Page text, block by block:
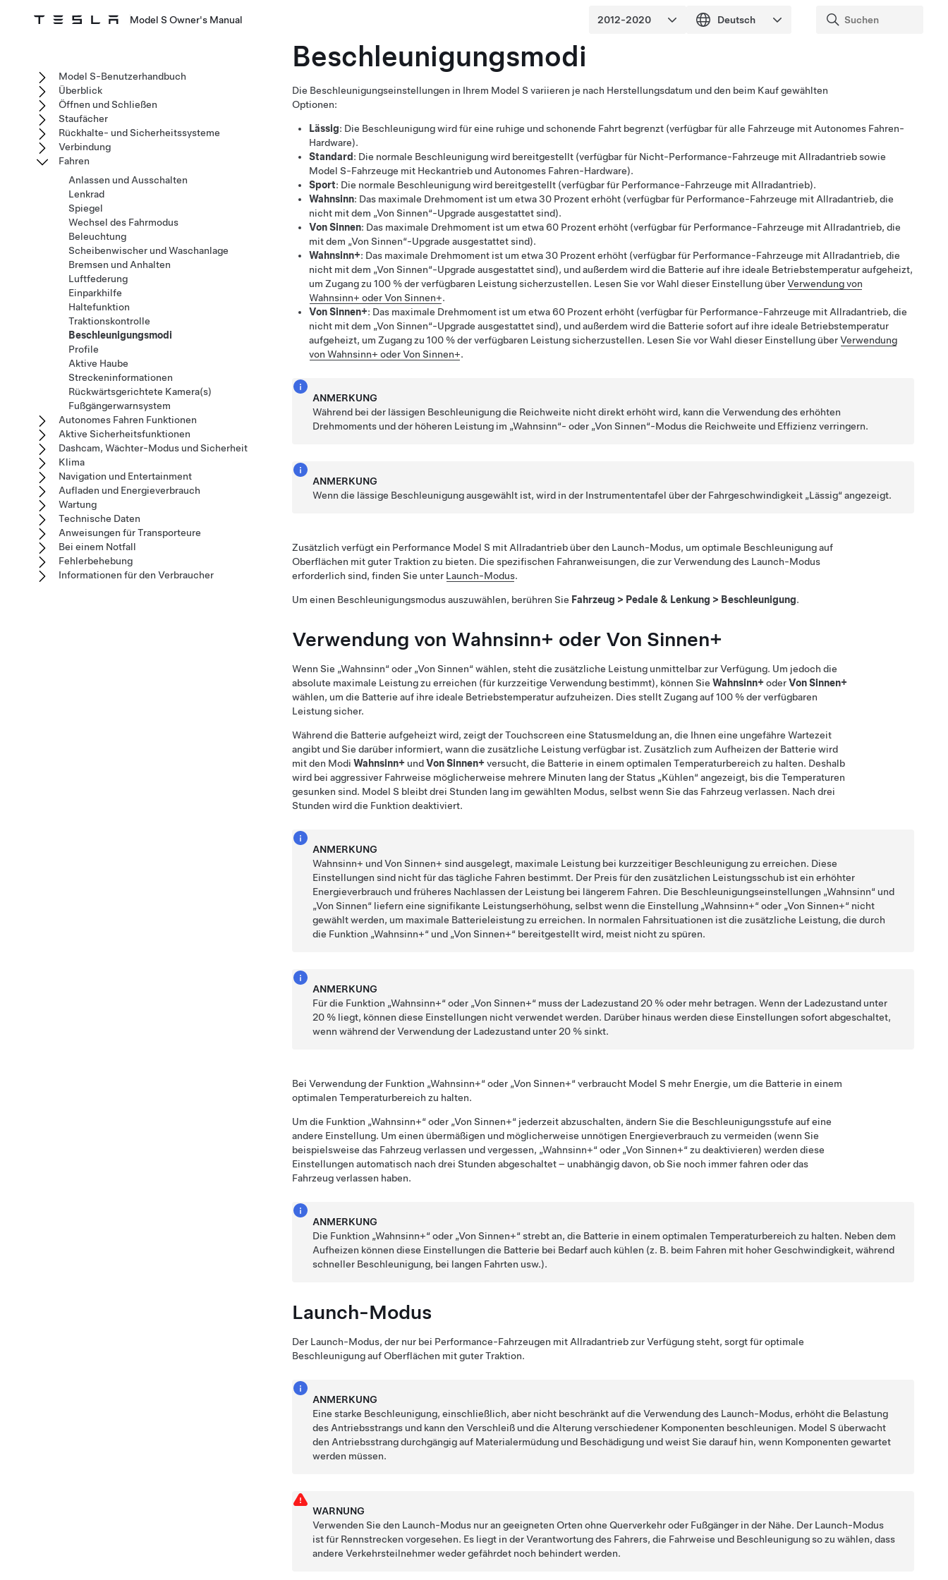
Model S Owner's Manual
Beschleunigungsmodi
Die Beschleunigungseinstellungen in Ihrem Model S variieren je nach Herstellungsdatum undden beim Kauf gewählten
Optionen:
Lässig: Die Beschleunigung wird für eine ruhige und schonende Fahrt begrenzt (verfügbar für alle Fahrzeuge mit Autonomes Fahren-
Hardware).
Standard : Die normale Beschleunigung wird bereitgestellt (verfügbar für Nicht-Performance-Fahrzeuge mit Allradantriebsowie
Model S-Fahrzeuge mit Heckantrieb und Autonomes Fahren-Hardware).
Sport: Die normale Beschleunigung wird bereitgestellt (verfügbar für Performance-Fahrzeuge mit Allradantrieb).
Wahnsinn: Das maximale Drehmoment ist um etwa 30 Prozent erhöht (verfügbar für Performance-Fahrzeuge mit Allradantrieb, die
nicht mit dem „Von Sinnen“-Upgrade ausgestattet sind).
Von Sinnen: Das maximale Drehmoment ist um etwa 60 Prozent erhöht (verfügbar für Performance-Fahrzeuge mit Allradantrieb, die
mit dem „Von Sinnen“-Upgrade ausgestattet sind).
Wahnsinn+: Das maximale Drehmoment ist um etwa 30 Prozent erhöht (verfügbar für Performance-Fahrzeuge mit Allradantrieb, die
nicht mit dem „Von Sinnen“-Upgrade ausgestattet sind), und außerdem wird die Batterie auf ihre ideale Betriebstemperatur aufgeheizt,
um Zugang zu 100 % der verfügbaren Leistung sicherzustellen. Lesen Sie vor Wahl dieser Einstellung überVerwendung von
Wahnsinn+ oder Von Sinnen+.
Von Sinnen+: Das maximale Drehmoment ist um etwa 60 Prozent erhöht (verfügbar für Performance-Fahrzeuge mit Allradantrieb, die
nicht mit dem „Von Sinnen“-Upgrade ausgestattet sind), und außerdem wird die Batterie sofort auf ihre ideale Betriebstemperatur
aufgeheizt, um Zugang zu 100 % der verfügbaren Leistung sicherzustellen. Lesen Sie vor Wahl dieser Einstellung überVerwendung
von Wahnsinn+ oder Von Sinnen+.
ANMERKUNG
Während bei der lässigen Beschleunigung die Reichweite nicht direkt erhöht wird, kann die Verwendung des erhöhten
Drehmoments und der höheren Leistung im „Wahnsinn“- oder „Von Sinnen“-Modus die Reichweite und Effizienz verringern.
ANMERKUNG
Wenn die lässige Beschleunigung ausgewählt ist, wird in der Instrumententafel über der Fahrgeschwindigkeit „Lässig“ angezeigt.
Zusätzlich verfügt ein Performance Model S mit Allradantrieb über den Launch-Modus, um optimale Beschleunigung auf
Oberflächen mit guter Traktion zu bieten. Die spezifischen Fahranweisungen, die zur Verwendung des Launch-Modus
erforderlich sind, finden Sie unter Launch-Modus.
Um einen Beschleunigungsmodus auszuwählen, berühren Sie Fahrzeug > Pedale & Lenkung > Beschleunigung.
Verwendung von Wahnsinn+ oder Von Sinnen+
Wenn Sie „Wahnsinn“ oder „Von Sinnen“ wählen, steht die zusätzliche Leistung unmittelbar zur Verfügung. Um jedoch die
absolute maximale Leistung zu erreichen (für kurzzeitige Verwendung bestimmt), können Sie Wahnsinn+oderVon Sinnen+
wählen, um die Batterie auf ihre ideale Betriebstemperatur aufzuheizen. Dies stellt Zugang auf 100 % der verfügbaren
Leistung sicher.
Während die Batterie aufgeheizt wird, zeigt der Touchscreen eine Statusmeldung an, die Ihnen eine ungefähre Wartezeit
angibt und Sie darüber informiert, wann die zusätzliche Leistung verfügbar ist. Zusätzlich zum Aufheizen der Batterie wird
mit den Modi Wahnsinn+ undVon Sinnen+versucht, die Batterie in einem optimalen Temperaturbereich zu halten. Deshalb
wird bei aggressiver Fahrweise möglicherweise mehrere Minuten lang der Status „Kühlen“ angezeigt, bis die Temperaturen
gesunken sind. Model S bleibt drei Stunden lang im gewählten Modus, selbst wenn Sie das Fahrzeug verlassen. Nach drei
Stunden wird die Funktion deaktiviert.
ANMERKUNG
Wahnsinn+ und Von Sinnen+ sind ausgelegt, maximale Leistung bei kurzzeitiger Beschleunigung zu erreichen. Diese
Einstellungen sind nicht für das tägliche Fahren bestimmt. Der Preis für den zusätzlichen Leistungsschub ist ein erhöhter
Energieverbrauch und früheres Nachlassen der Leistung bei längerem Fahren. Die Beschleunigungseinstellungen „Wahnsinn“ und
„Von Sinnen“ liefern eine signifikante Leistungserhöhung, selbst wenn die Einstellung „Wahnsinn+“ oder „Von Sinnen+“ nicht
gewählt werden, um maximale Batterieleistung zu erreichen. In normalen Fahrsituationen ist die zusätzliche Leistung, die durch
die Funktion „Wahnsinn+“ und „Von Sinnen+“ bereitgestellt wird, meist nicht zu spüren.
ANMERKUNG
Für die Funktion „Wahnsinn+“ oder „Von Sinnen+“ muss der Ladezustand 20 % oder mehr betragen. Wenn der Ladezustand unter
20 % liegt, können diese Einstellungen nicht verwendet werden. Darüber hinaus werden diese Einstellungen sofort abgeschaltet,
wenn während der Verwendung der Ladezustand unter 20 % sinkt.
Bei Verwendung der Funktion „Wahnsinn+“ oder „Von Sinnen+“ verbraucht Model S mehr Energie, um die Batterie in einem
optimalen Temperaturbereich zu halten.
Um die Funktion „Wahnsinn+“ oder „Von Sinnen+“ jederzeit abzuschalten, ändern Sie die Beschleunigungsstufe auf eine
andere Einstellung. Um einen übermäßigen und möglicherweise unnötigen Energieverbrauch zu vermeiden (wenn Sie
beispielsweise das Fahrzeug verlassen und vergessen, „Wahnsinn+“ oder „Von Sinnen+“ zu deaktivieren) werden diese
Einstellungen automatisch nach drei Stunden abgeschaltet – unabhängig davon, ob Sie noch immer fahren oder das
Fahrzeug verlassen haben.
ANMERKUNG
Die Funktion „Wahnsinn+“ oder „Von Sinnen+“ strebt an, die Batterie in einem optimalen Temperaturbereich zu halten. Neben dem
Aufheizen können diese Einstellungen die Batterie bei Bedarf auch kühlen (z. B. beim Fahren mit hoher Geschwindigkeit, während
schneller Beschleunigung, bei langen Fahrten usw.).
Launch-Modus
Der Launch-Modus, der nur bei Performance-Fahrzeugen mit Allradantrieb zur Verfügung steht, sorgt für optimale
Beschleunigung auf Oberflächen mit guter Traktion.
ANMERKUNG
Eine starke Beschleunigung, einschließlich, aber nicht beschränkt auf die Verwendung des Launch-Modus, erhöht die Belastung
des Antriebsstrangs und kann den Verschleiß und die Alterung verschiedener Komponenten beschleunigen. Model S überwacht
den Antriebsstrang durchgängig auf Materialermüdung und Beschädigung und weist Sie darauf hin, wenn Komponenten gewartet
werden müssen.
WARNUNG
Verwenden Sie den Launch-Modus nur an geeigneten Orten ohne Querverkehr oder Fußgänger in der Nähe. Der Launch-Modus
ist für Rennstrecken vorgesehen. Es liegt in der Verantwortung des Fahrers, die Fahrweise und Beschleunigung so zu wählen, dass
andere Verkehrsteilnehmer weder gefährdet noch behindert werden.
Model S-Benutzerhandbuch
Überblick
Öffnen und Schließen
Staufächer
Rückhalte- und Sicherheitssysteme
Verbindung
Fahren
Anlassen und Ausschalten
Lenkrad
Spiegel
Wechsel des Fahrmodus
Beleuchtung
Scheibenwischer und Waschanlage
Bremsen und Anhalten
Luftfederung
Einparkhilfe
Haltefunktion
Traktionskontrolle
Beschleunigungsmodi
Profile
Aktive Haube
Streckeninformationen
Rückwärtsgerichtete Kamera(s)
Fußgängerwarnsystem
Autonomes Fahren Funktionen
Aktive Sicherheitsfunktionen
Dashcam, Wächter-Modus und Sicherheit
Klima
Navigation und Entertainment
Aufladen und Energieverbrauch
Wartung
Technische Daten
Anweisungen für Transporteure
Bei einem Notfall
Fehlerbehebung
Informationen für den Verbraucher